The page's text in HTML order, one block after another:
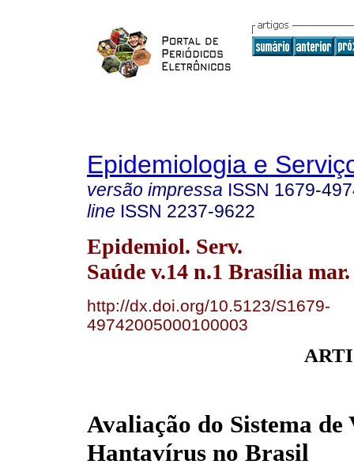
Epidemiologia e
versão impressa ISSN 1679-
line ISSN 2237-9622
Epidemiol. Serv.
Saúde v.14 n.1 Brasília mar.
http://dx.doi.org/10.5123/S1679-
49742005000100003
Avaliação do Sistema
Hantavírus no Brasil